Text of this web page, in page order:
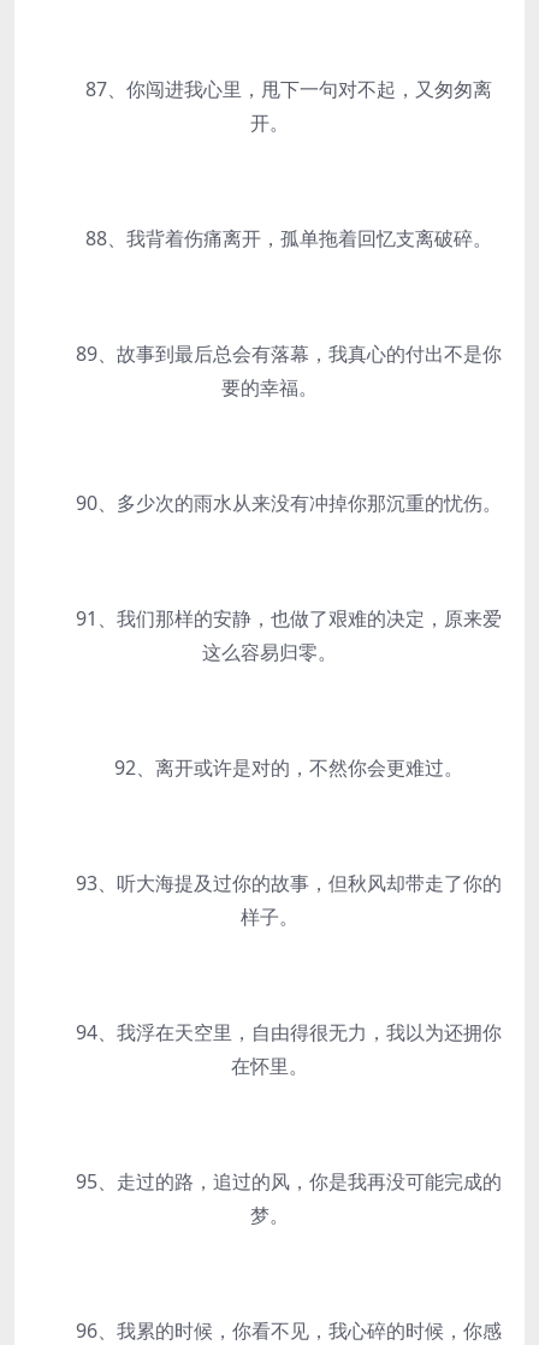
87、你闯进我心里，甩下一句对不起，又匆匆离
开。
88、我背着伤痛离开，孤单拖着回忆支离破碎。
89、故事到最后总会有落幕，我真心的付出不是你
要的幸福。
90、多少次的雨水从来没有冲掉你那沉重的忧伤。
91、我们那样的安静，也做了艰难的决定，原来爱
这么容易归零。
92、离开或许是对的，不然你会更难过。
93、听大海提及过你的故事，但秋风却带走了你的
样子。
94、我浮在天空里，自由得很无力，我以为还拥你
在怀里。
95、走过的路，追过的风，你是我再没可能完成的
梦。
96、我累的时候，你看不见，我心碎的时候，你感